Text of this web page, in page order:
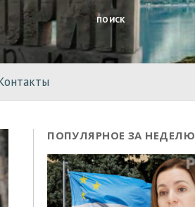
ПОИСК
ПОПУЛЯРНОЕ ЗА НЕДЕЛЮ